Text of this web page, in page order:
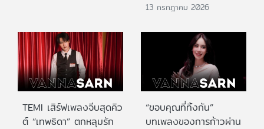
13 กรกฎาคม 2026
TEMI เสิร์ฟเพลงจีบสุดคิว
ต์ “เทพธิดา” ตกหลุมรัก
“ขอบคุณที่ทิ้งกัน”
บทเพลงของการก้าวผ่าน